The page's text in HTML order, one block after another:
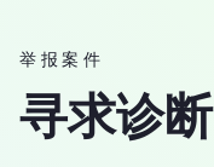
举报案件
寻求诊断